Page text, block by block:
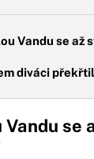
Vandu se až
diváci
se